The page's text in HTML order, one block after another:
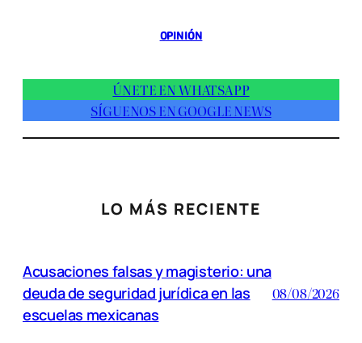
OPINIÓN
ÚNETE EN WHATSAPP
SÍGUENOS EN GOOGLE NEWS
LO MÁS RECIENTE
Acusaciones falsas y magisterio: una
deuda de seguridad jurídica en las
escuelas mexicanas
08/08/2026